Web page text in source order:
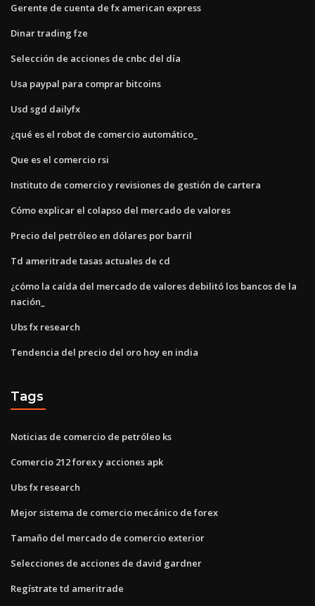
Gerente de cuenta de fx american express
Dinar trading fze
Selección de acciones de cnbc del día
Usa paypal para comprar bitcoins
Usd sgd dailyfx
¿qué es el robot de comercio automático_
Que es el comercio rsi
Instituto de comercio y revisiones de gestión de cartera
Cómo explicar el colapso del mercado de valores
Precio del petróleo en dólares por barril
Td ameritrade tasas actuales de cd
¿cómo la caída del mercado de valores debilitó los bancos de la
nación_
Ubs fx research
Tendencia del precio del oro hoy en india
Tags
Noticias de comercio de petróleo ks
Comercio 212 forex y acciones apk
Ubs fx research
Mejor sistema de comercio mecánico de forex
Tamaño del mercado de comercio exterior
Selecciones de acciones de david gardner
Regístrate td ameritrade